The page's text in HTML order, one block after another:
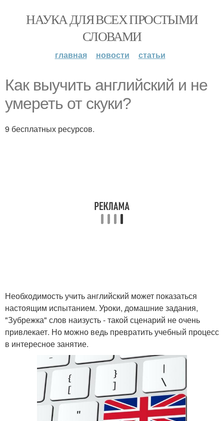
НАУКА ДЛЯ ВСЕХ ПРОСТЫМИ
СЛОВАМИ
главная новости статьи
Как выучить английский и не
умереть от скуки?
9 бесплатных ресурсов.
Необходимость учить английский может показаться
настоящим испытанием. Уроки, домашние задания,
"Зубрежка" слов наизусть - такой сценарий не очень
привлекает. Но можно ведь превратить учебный процесс
в интересное занятие.